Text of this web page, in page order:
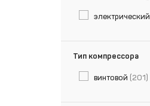
электрический
Тип компрессора
винтовой (201)